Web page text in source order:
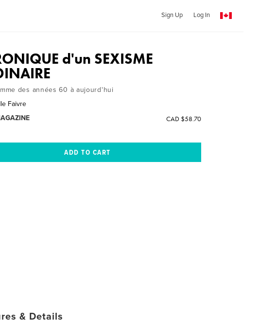
Sign Up Log In
d'un SEXISME
des années 60 à aujourd'hui
Faivre
CAD $58.70
& Details